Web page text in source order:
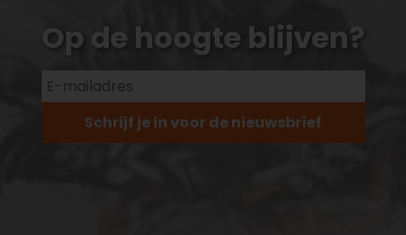
Op de hoogte blijven?
Schrijf je in voor de nieuwsbrief